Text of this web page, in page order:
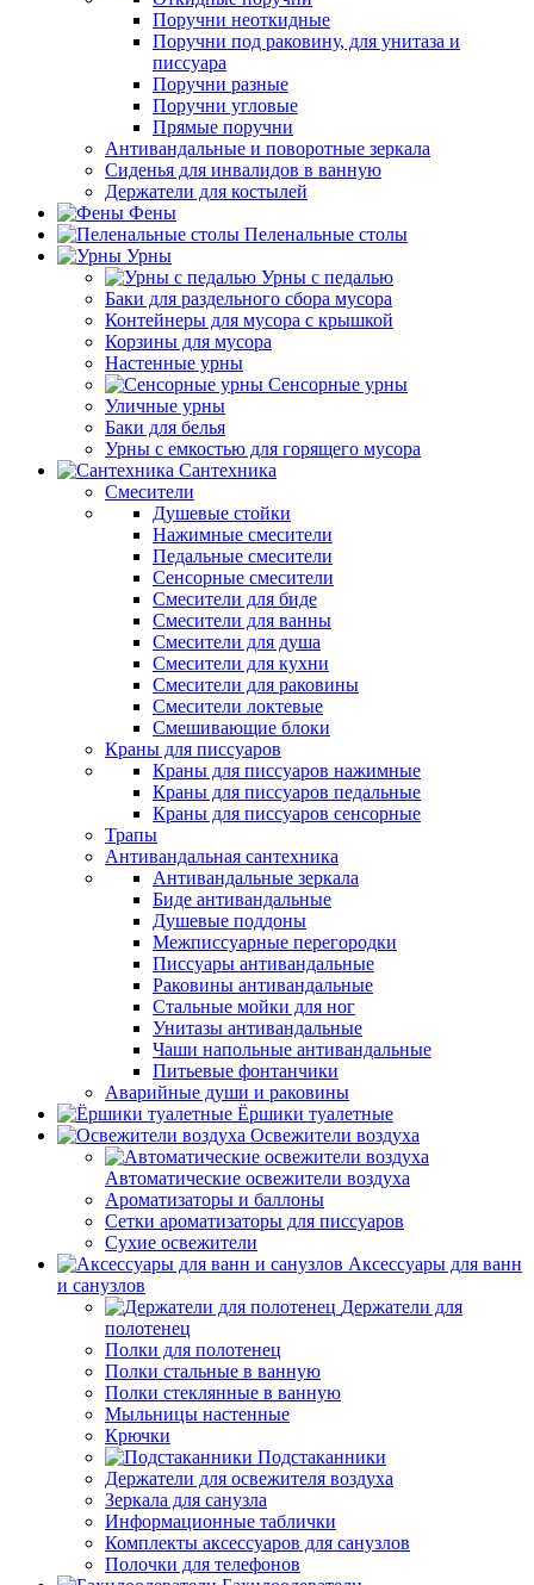
Поручни неоткидные
Поручни под раковину, для унитаза и
писсуара
Поручни разные
Поручни угловые
Прямые поручни
Антивандальные и поворотные зеркала
Сиденья для инвалидов в ванную
Держатели для костылей
Фены
Пеленальные столы
Урны
Урны с педалью
Баки для раздельного сбора мусора
Контейнеры для мусора с крышкой
Корзины для мусора
Настенные урны
Сенсорные урны
Уличные урны
Баки для белья
Урны с емкостью для горящего мусора
Сантехника
Смесители
Душевые стойки
Нажимные смесители
Педальные смесители
Сенсорные смесители
Смесители для биде
Смесители для ванны
Смесители для душа
Смесители для кухни
Смесители для раковины
Смесители локтевые
Смешивающие блоки
Краны для писсуаров
Краны для писсуаров нажимные
Краны для писсуаров педальные
Краны для писсуаров сенсорные
Трапы
Антивандальная сантехника
Антивандальные зеркала
Биде антивандальные
Душевые поддоны
Межписсуарные перегородки
Писсуары антивандальные
Раковины антивандальные
Стальные мойки для ног
Унитазы антивандальные
Чаши напольные антивандальные
Питьевые фонтанчики
Аварийные души и раковины
Ёршики туалетные
Освежители воздуха
Автоматические освежители воздуха
Ароматизаторы и баллоны
Сетки ароматизаторы для писсуаров
Сухие освежители
Аксессуары для ванн
и санузлов
Держатели для
полотенец
Полки для полотенец
Полки стальные в ванную
Полки стеклянные в ванную
Мыльницы настенные
Крючки
Подстаканники
Держатели для освежителя воздуха
Зеркала для санузла
Информационные таблички
Комплекты аксессуаров для санузлов
Полочки для телефонов